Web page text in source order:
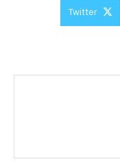
Twitter